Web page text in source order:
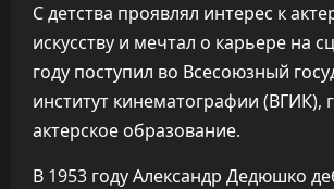
С детства проявлял интерес к
искусству и мечтал о карьере на
году поступил во Всесоюзный
институт кинематографии (ВГИК),
актерское образование.
В 1953 году Александр Дедюшко